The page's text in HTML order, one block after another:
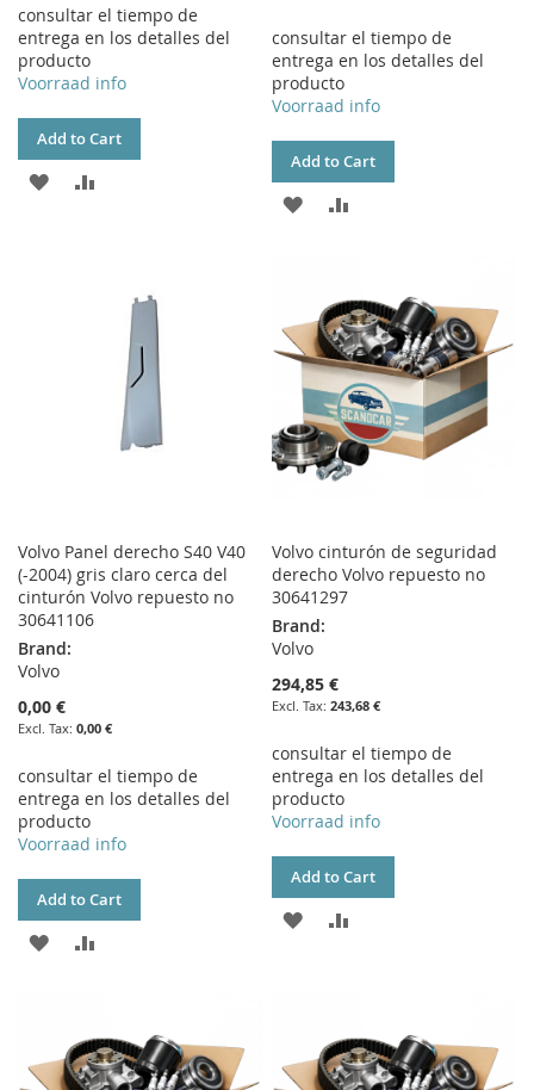
consultar el tiempo de
entrega en los detalles del
producto
Voorraad info
Add to Cart
ADD
consultar el tiempo de
entrega en los detalles del
producto
Voorraad info
Add to Cart
ADD
LIST
Volvo Panel derecho S40 V40
(-2004) gris claro cerca del
cinturón Volvo repuesto no
30641106
Brand:
Volvo
0,00 €
0,00 €
consultar el tiempo de
entrega en los detalles del
producto
Voorraad info
Add to Cart
ADD
LIST
Volvo cinturón de seguridad
derecho Volvo repuesto no
30641297
Brand:
Volvo
294,85 €
243,68 €
consultar el tiempo de
entrega en los detalles del
producto
Voorraad info
Add to Cart
ADD
LIST